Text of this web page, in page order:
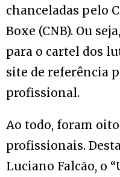
chanceladas pelo
Boxe (CNB). Ou
para o cartel dos
site de referência
profissional.
Ao todo, foram
profissionais.
Luciano Falcão, o